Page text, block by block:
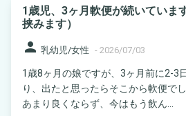
1歳児、3ヶ月軟便が続いていま
挟みます）
person 乳幼児/女性 - 2026/07/03
1歳8ヶ月の娘ですが、3ヶ月前に2-3
り、出たと思ったらそこから軟便で
あまり良くならず、今はもう飲ん...